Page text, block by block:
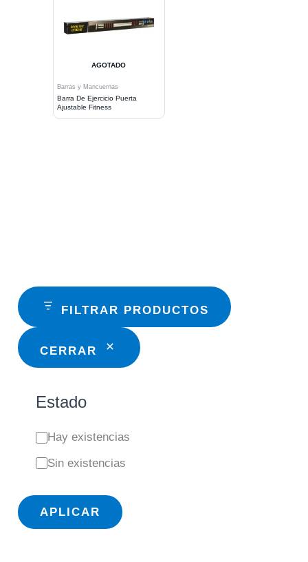
FILTRAR PRODUCTOS
CERRAR
Estado
E
s
d
Hay existencias
Sin existencias
APLICAR
AGOTADO
Barras y Mancuernas
Barra De Ejercicio Puerta
Ajustable Fitness